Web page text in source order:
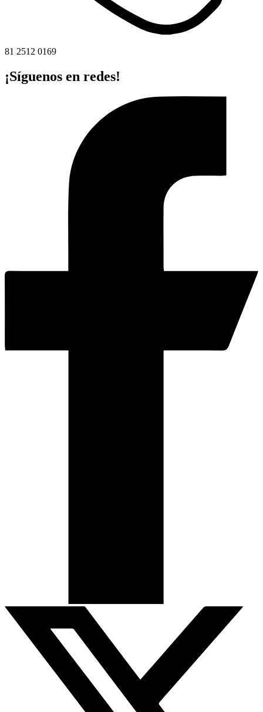
81 2512 0169
¡Síguenos en redes!